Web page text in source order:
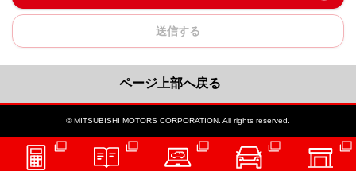
送信する
ページ上部へ戻る
© MITSUBISHI MOTORS CORPORATION. All rights reserved.